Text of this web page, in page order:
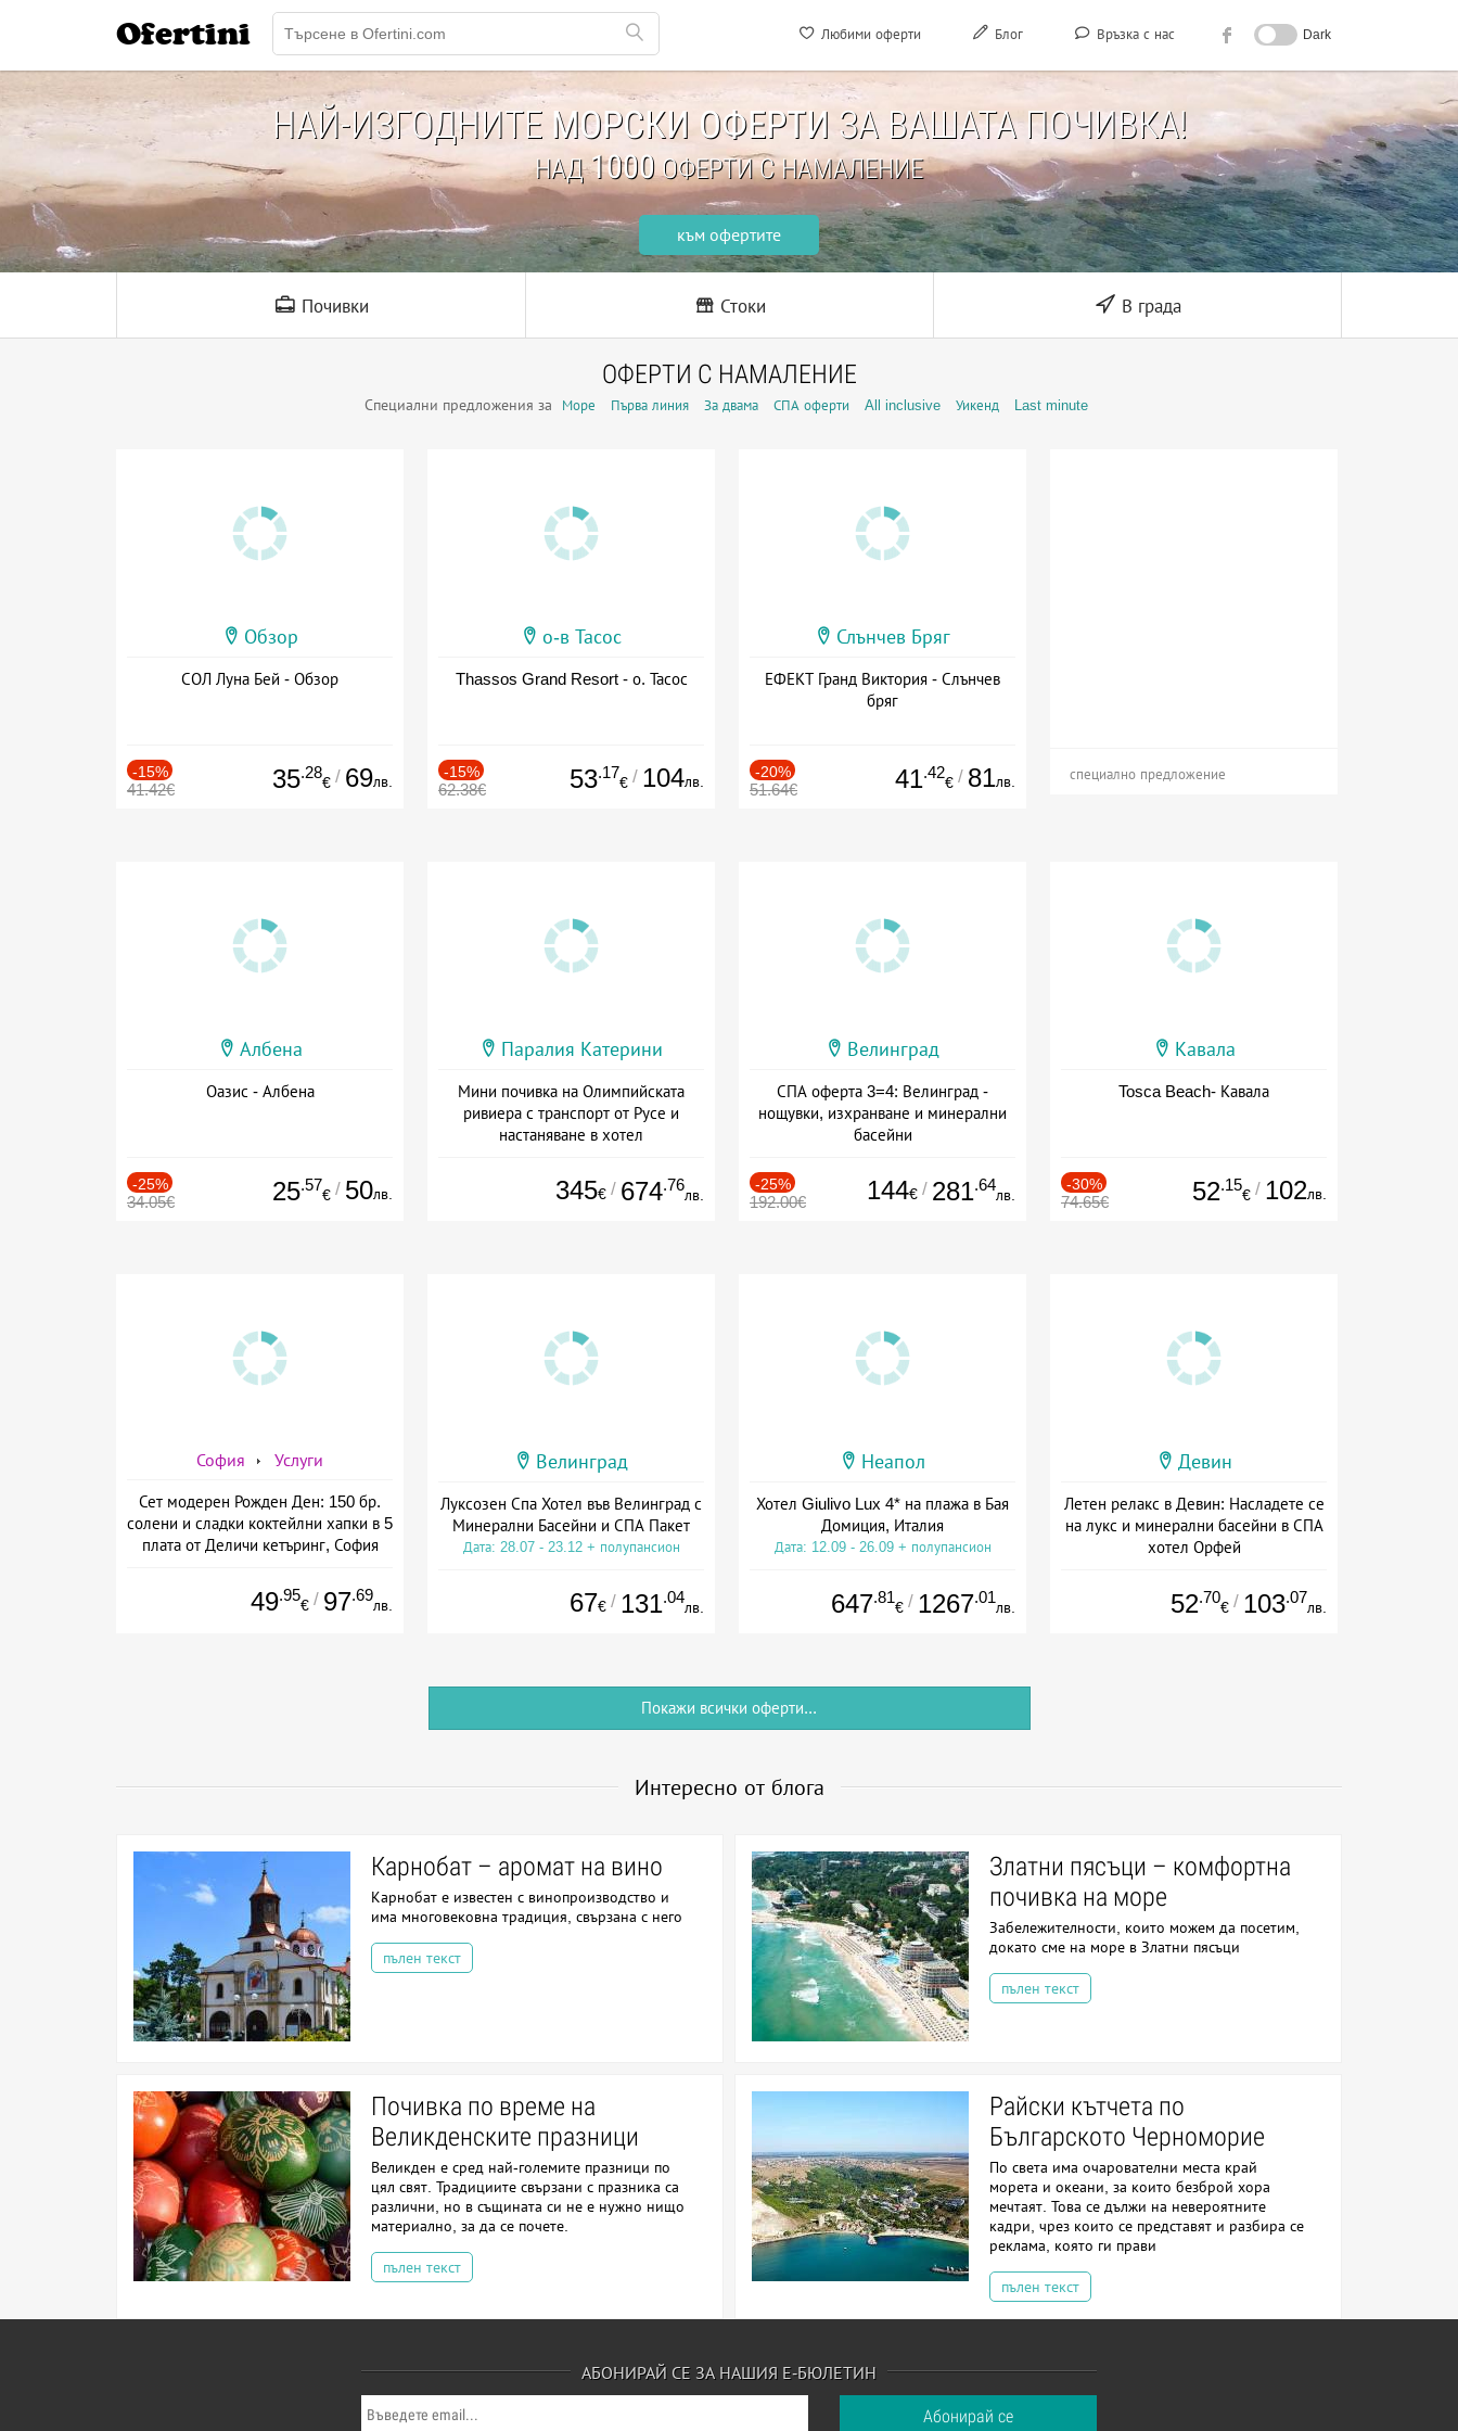
Любими оферти Блог Връзка с нас Dark
Ofertini
НАЙ-ИЗГОДНИТЕ МОРСКИ ОФЕРТИ ЗА ВАШАТА ПОЧИВКА!
НАД1000ОФЕРТИ С НАМАЛЕНИЕ
към офертите
Почивки Стоки В града
ОФЕРТИ С НАМАЛЕНИЕ
Специални предложения за Море Първа линия За двама СПА оферти All inclusive Уикенд Last minute
Обзор
СОЛ Луна Бей - Обзор
-15%
41.42€ 35.28
€ / 69лв.
о-в Тасос
Thassos Grand Resort - о. Тасос
-15%
62.38€ 53.17
€ / 104лв.
Слънчев Бряг
ЕФЕКТ Гранд Виктория - Слънчев
бряг
-20%
51.64€ 41.42
€ / 81лв. специално предложение
Албена
Оазис - Албена
-25%
34.05€ 25.57
€ / 50лв.
Паралия Катерини
Мини почивка на Олимпийската
ривиера с транспорт от Русе и
настаняване в хотел
345€ / 674.76
лв.
Велинград
СПА оферта 3=4: Велинград -
нощувки, изхранване и минерални
басейни
-25%
192.00€ 144€ / 281.64
лв.
Кавала
Tosca Beach- Кавала
-30%
74.65€ 52.15
€ / 102лв.
София Услуги
Сет модерен Рожден Ден: 150 бр.
солени и сладки коктейлни хапки в 5
плата от Деличи кетъринг, София
49.95
€ / 97.69
лв.
Велинград
Луксозен Спа Хотел във Велинград с
Минерални Басейни и СПА Пакет
Дата: 28.07 - 23.12 + полупансион
67€ / 131.04
лв.
Неапол
Хотел Giulivo Lux 4* на плажа в Бая
Домиция, Италия
Дата: 12.09 - 26.09 + полупансион
647.81
€ / 1267.01
лв.
Девин
Летен релакс в Девин: Насладете се
на лукс и минерални басейни в СПА
хотел Орфей
52.70
€ / 103.07
лв.
Покажи всички оферти...
Интересно от блога
Карнобат – аромат на вино
Карнобат е известен с винопроизводство и
има многовековна традиция, свързана с него
пълен текст
Златни пясъци – комфортна
почивка на море
Забележителности, които можем да посетим,
докато сме на море в Златни пясъци
пълен текст
Почивка по време на
Великденските празници
Великден е сред най-големите празници по
цял свят. Традициите свързани с празника са
различни, но в същината си не е нужно нищо
материално, за да се почете.
пълен текст
Райски кътчета по
Българското Черноморие
По света има очарователни места край
морета и океани, за които безброй хора
мечтаят. Това се дължи на невероятните
кадри, чрез които се представят и разбира се
реклама, която ги прави
пълен текст
АБОНИРАЙ СЕ ЗА НАШИЯ Е-БЮЛЕТИН